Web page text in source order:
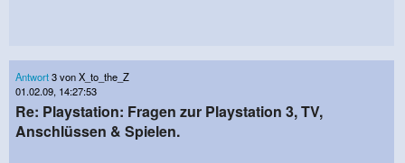
Antwort3 von X_to_the_Z
01.02.09, 14:27:53
Re: Playstation: Fragen zur Playstation 3, TV,
Anschlüssen & Spielen.